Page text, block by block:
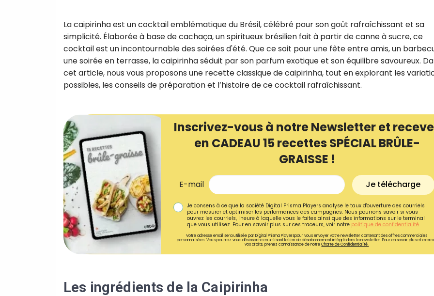
La caipirinha est un cocktail emblématique du Brésil, célébré pour son goût rafraîchissant et sa
simplicité. Élaborée à base de cachaça, un spiritueux brésilien fait à partir de canne à sucre, ce
cocktail est un incontournable des soirées d'été. Que ce soit pour une fête entre amis, un
une soirée en terrasse, la caipirinha séduit par son parfum exotique et son équilibre savoureux.
cet article, nous vous proposons une recette classique de caipirinha, tout en explorant les
possibles, les conseils de préparation et l’histoire de ce cocktail rafraîchissant.
Inscrivez-vous à notre Newsletter et
en CADEAU 15 recettes SPÉCIAL BRÛLE-
GRAISSE !
E-mail Je télécharge
Je consens à ce que la société Digital Prisma Players analyse le taux d'ouverture des courriels
pour mesurer et optimiser les performances des campagnes. Nous pourrons savoir si vous
ouvrez les courriels, l'heure à laquelle vous le faites ainsi que des informations sur le terminal
que vous utilisez. Pour en savoir plus sur ces traceurs, voir notre politique de confidentialité.
Votre adresse email sera utilisée par Digital Prisma Playerspour vous envoyer votre newsletter contenant des offres commerciales
personnalisées. Vous pourrez vous désinscrire en utilisant le lien de désabonnement intégré dans la newsletter. Pour en savoir plus et
vos droits, prenez connaissance de notreCharte de Confidentialité.
Les ingrédients de la Caipirinha